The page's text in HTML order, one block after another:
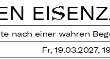
nach einer wahren
Fr, 19.03.2027,